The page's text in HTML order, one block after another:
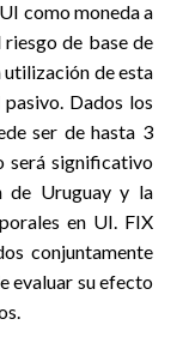
como moneda a
de base de
utilización de esta
Dados los
ser de hasta 3
será significativo
de Uruguay y la
en UI. FIX
conjuntamente
evaluar su efecto